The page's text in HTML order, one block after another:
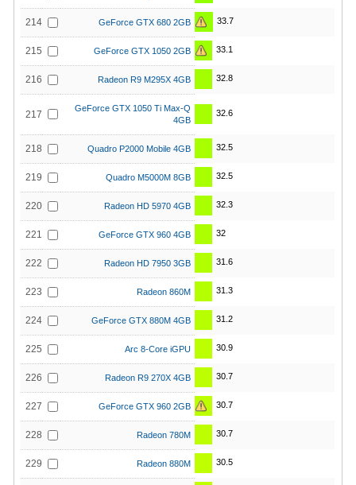
214 GeForce GTX 680 2GB 33.7
215 GeForce GTX 1050 2GB 33.1
216 Radeon R9 M295X 4GB 32.8
217
GeForce GTX 1050 Ti Max-Q
4GB
32.6
218 Quadro P2000 Mobile 4GB 32.5
219 Quadro M5000M 8GB 32.5
220 Radeon HD 5970 4GB 32.3
221 GeForce GTX 960 4GB 32
222 Radeon HD 7950 3GB 31.6
223 Radeon 860M 31.3
224 GeForce GTX 880M 4GB 31.2
225 Arc 8-Core iGPU 30.9
226 Radeon R9 270X 4GB 30.7
227 GeForce GTX 960 2GB 30.7
228 Radeon 780M 30.7
229 Radeon 880M 30.5